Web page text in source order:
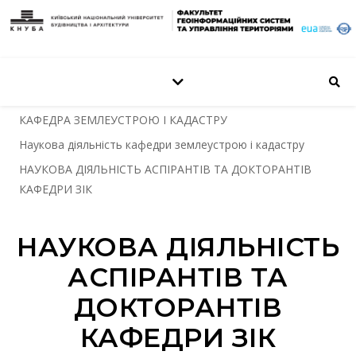
КАФЕДРА ЗЕМЛЕУСТРОЮ І КАДАСТРУ
Наукова діяльність кафедри землеустрою і кадастру
НАУКОВА ДІЯЛЬНІСТЬ АСПІРАНТІВ ТА ДОКТОРАНТІВ
КАФЕДРИ ЗІК
НАУКОВА ДІЯЛЬНІСТЬ
АСПІРАНТІВ ТА
ДОКТОРАНТІВ
КАФЕДРИ ЗІК